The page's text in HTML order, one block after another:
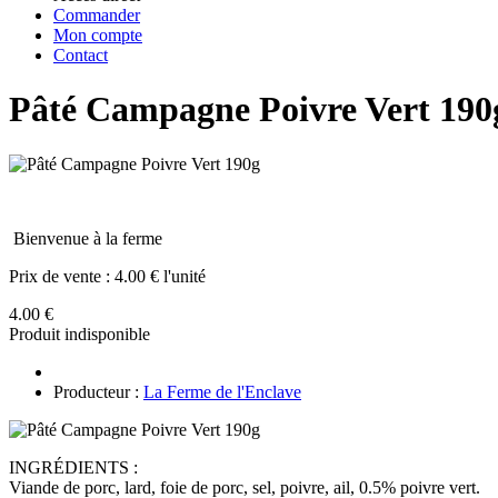
Commander
Mon compte
Contact
Pâté Campagne Poivre Vert
Bienvenue à la ferme
Prix de vente : 4.00 € l'unité
4.00 €
Produit indisponible
Producteur : La Ferme de l'Enclave
INGRÉDIENTS :
Viande de porc, lard, foie de porc, sel, poivre, ail, 0.5% poivre vert.